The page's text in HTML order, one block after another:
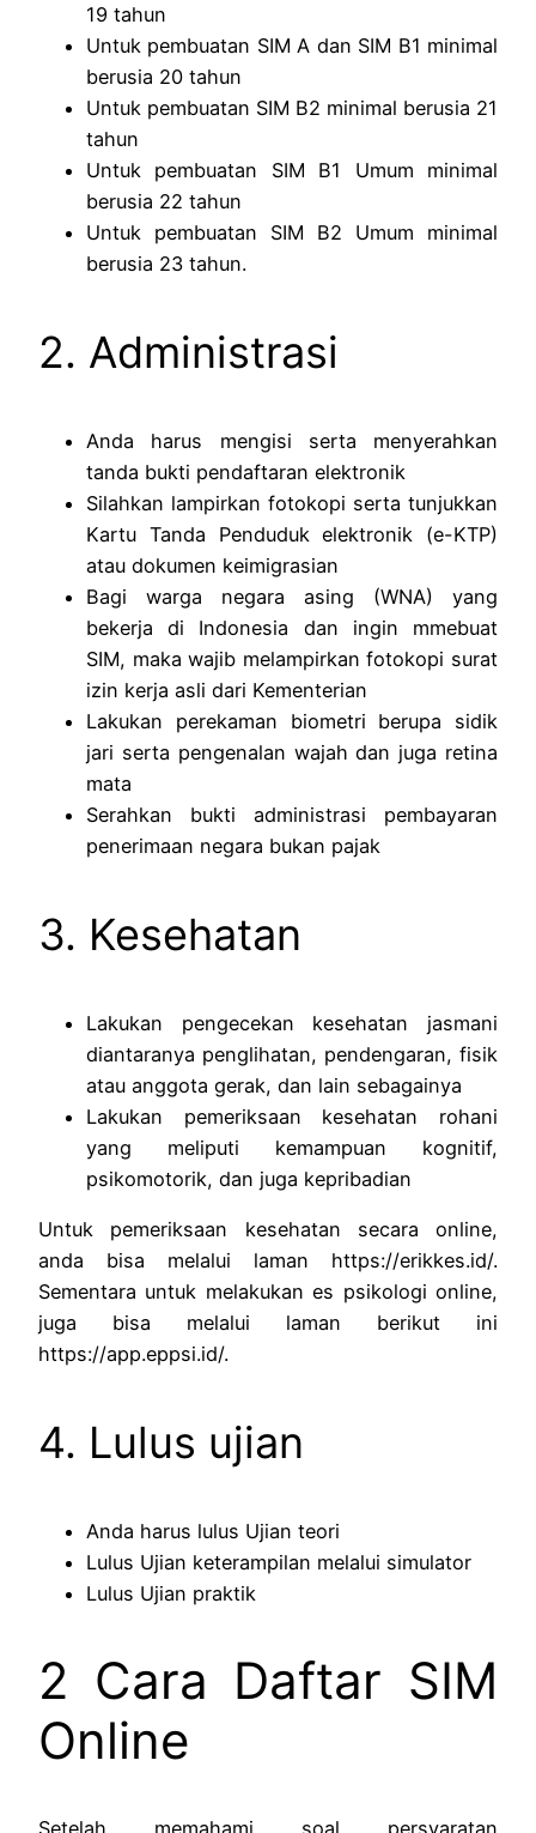
19 tahun
Untuk pembuatan SIM A dan SIM B1 minimal
berusia 20 tahun
Untuk pembuatan SIM B2 minimal berusia 21
tahun
Untuk pembuatan SIM B1 Umum minimal
berusia 22 tahun
Untuk pembuatan SIM B2 Umum minimal
berusia 23 tahun.
2. Administrasi
Anda harus mengisi serta menyerahkan
tanda bukti pendaftaran elektronik
Silahkan lampirkan fotokopi serta tunjukkan
Kartu Tanda Penduduk elektronik (e-KTP)
atau dokumen keimigrasian
Bagi warga negara asing (WNA) yang
bekerja di Indonesia dan ingin mmebuat
SIM, maka wajib melampirkan fotokopi surat
izin kerja asli dari Kementerian
Lakukan perekaman biometri berupa sidik
jari serta pengenalan wajah dan juga retina
mata
Serahkan bukti administrasi pembayaran
penerimaan negara bukan pajak
3. Kesehatan
Lakukan pengecekan kesehatan jasmani
diantaranya penglihatan, pendengaran, fisik
atau anggota gerak, dan lain sebagainya
Lakukan pemeriksaan kesehatan rohani
yang meliputi kemampuan kognitif,
psikomotorik, dan juga kepribadian
Untuk pemeriksaan kesehatan secara online,
anda bisa melalui laman https://erikkes.id/.
Sementara untuk melakukan es psikologi online,
juga bisa melalui laman berikut ini
https://app.eppsi.id/.
4. Lulus ujian
Anda harus lulus Ujian teori
Lulus Ujian keterampilan melalui simulator
Lulus Ujian praktik
2 Cara Daftar SIM
Online
Setelah memahami soal persyaratan